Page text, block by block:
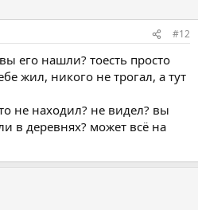
#12
его нашли? тоесть просто
жил, никого не трогал, а тут
не находил? не видел? вы
в деревнях? может всё на